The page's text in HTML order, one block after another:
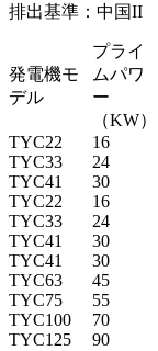
排出基準：中国II
発電機モ
デル
プライ
ムパワ
ー
（KW）
TYC22
16
TYC33
24
TYC41
30
TYC22
16
TYC33
24
TYC41
30
TYC41
30
TYC63
45
TYC75
55
TYC100
70
TYC125
90